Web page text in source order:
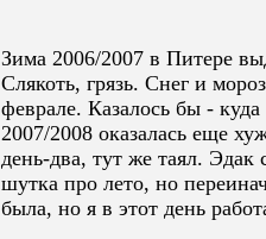
Зима 2006/2007 в Питере
Слякоть, грязь. Снег и
феврале. Казалось бы -
2007/2008 оказалась еще
день-два, тут же таял. Эдак
шутка про лето, но
была, но я в этот день